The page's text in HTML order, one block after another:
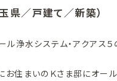
県／戸建て／新築）
ル浄水システム・アクアス
住まいのＫさま邸にオー